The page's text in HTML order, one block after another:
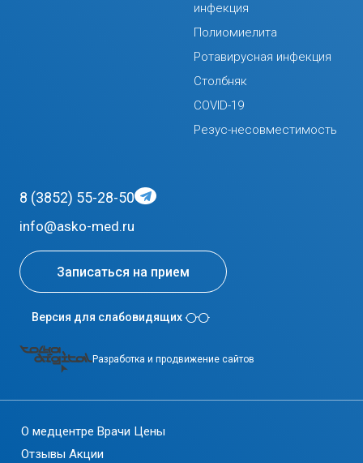
инфекция
Полиомиелита
Ротавирусная инфекция
Столбняк
COVID-19
Резус-несовместимость
8 (3852) 55-28-50
info@asko-med.ru
Записаться на прием
Версия для слабовидящих
Разработка и продвижение сайтов
О медцентре Врачи Цены
Отзывы Акции